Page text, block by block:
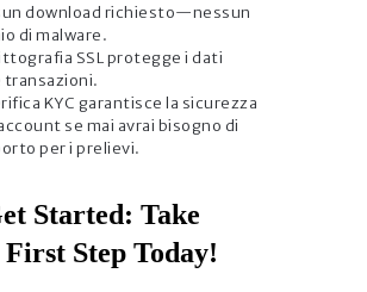
download richiesto—nessun
di malware.
SSL protegge i dati
transazioni.
KYC garantisce la sicurezza
se mai avrai bisogno di
per i prelievi.
Started: Take
Step Today!